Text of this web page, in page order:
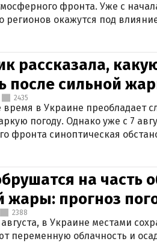
фронта. Уже с
регионов окажутся под
рассказала,
после сильной
2435
время в Украине преобладает
погоду. Однако уже с 7
фронта синоптическая
на часть
жары: прогноз
2388
в Украине местами
переменную облачность и